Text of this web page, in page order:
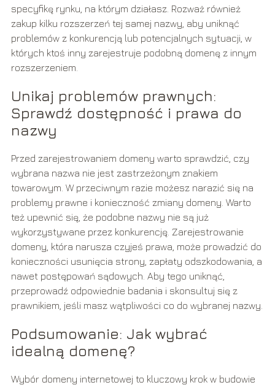
specyfikę rynku, na którym działasz. Rozważ również
zakup kilku rozszerzeń tej samej nazwy, aby uniknąć
problemów z konkurencją lub potencjalnych sytuacji, w
których ktoś inny zarejestruje podobną domenę z innym
rozszerzeniem.
Unikaj problemów prawnych:
Sprawdź dostępność i prawa do
nazwy
Przed zarejestrowaniem domeny warto sprawdzić, czy
wybrana nazwa nie jest zastrzeżonym znakiem
towarowym. W przeciwnym razie możesz narazić się na
problemy prawne i konieczność zmiany domeny. Warto
też upewnić się, że podobne nazwy nie są już
wykorzystywane przez konkurencję. Zarejestrowanie
domeny, która narusza czyjeś prawa, może prowadzić do
konieczności usunięcia strony, zapłaty odszkodowania, a
nawet postępowań sądowych. Aby tego uniknąć,
przeprowadź odpowiednie badania i skonsultuj się z
prawnikiem, jeśli masz wątpliwości co do wybranej nazwy.
Podsumowanie: Jak wybrać
idealną domenę?
Wybór domeny internetowej to kluczowy krok w budowie